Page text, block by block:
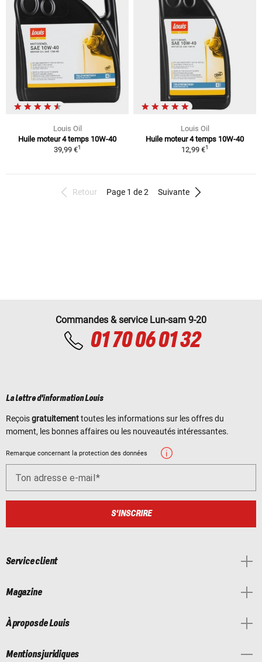
Louis Oil
Huile moteur 4 temps 10W-40
39,99 €1
Louis Oil
Huile moteur 4 temps 10W-40
12,99 €1
Retour Page 1 de 2 Suivante
Commandes & service Lun-sam 9-20
01 70 06 01 32
La lettre d'information Louis
Reçoisgratuitementtoutes les informations sur les offres du
moment, les bonnes affaires ou les nouveautés intéressantes.
Remarque concernant la protection des données
Ton adresse e-mail
S'INSCRIRE
Service client
Magazine
À propos de Louis
Mentions juridiques